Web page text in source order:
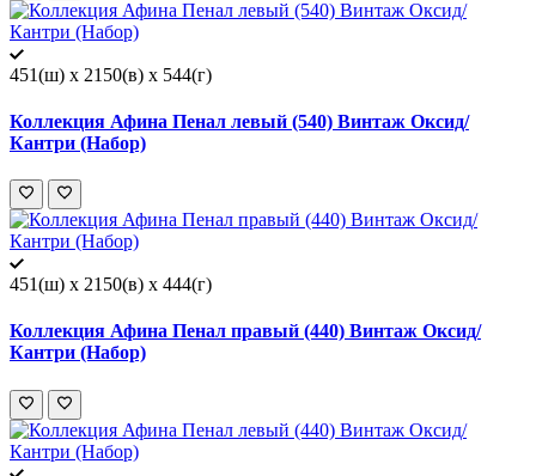
451(ш) x 2150(в) x 544(г)
Коллекция Афина Пенал левый (540) Винтаж Оксид/
Кантри (Набор)
451(ш) x 2150(в) x 444(г)
Коллекция Афина Пенал правый (440) Винтаж Оксид/
Кантри (Набор)